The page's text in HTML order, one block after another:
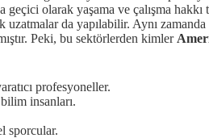
geçici olarak yaşama ve çalışma hakkı
da yapılabilir. Aynı
Peki, bu sektörlerden kimler
profesyoneller.
insanları.
sporcular.